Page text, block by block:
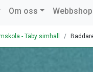
Om oss Webbshop
- Täby simhall